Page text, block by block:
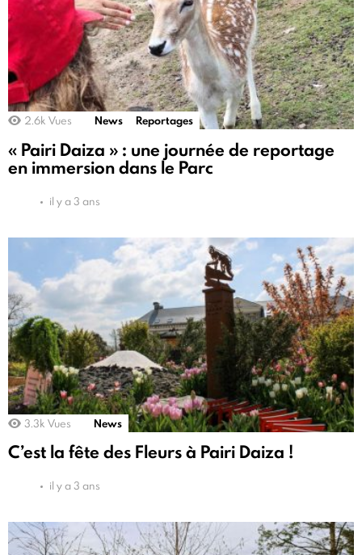
2.6k Vues News Reportages
« Pairi Daiza » : une journée de reportage
en immersion dans le Parc
il y a 3 ans
3.3k Vues News
C’est la fête des Fleurs à Pairi Daiza !
il y a 3 ans